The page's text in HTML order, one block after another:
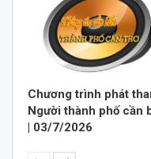
Chương trình phát
Người thành phố cần
| 03/7/2026